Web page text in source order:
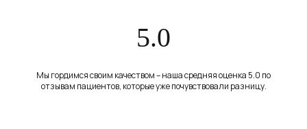
5.0
Мы гордимся своим качеством – наша средняя оценка 5.0 по
отзывам пациентов, которые уже почувствовали разницу.
«ГЛИНКИН ХОЛИСТИК СПОРТ ЦЕНТР»
Политика конфиденциальности